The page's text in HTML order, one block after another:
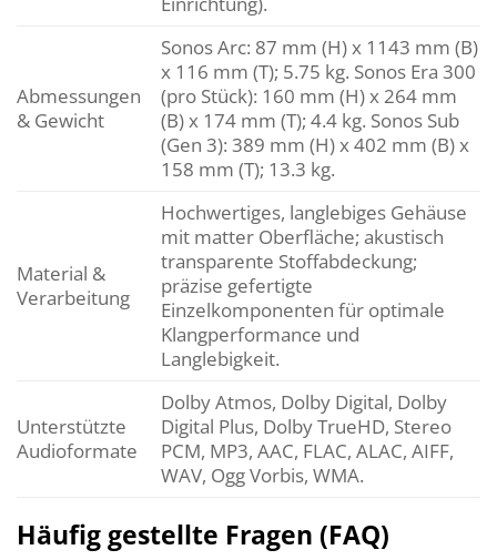
Abmessungen
& Gewicht
Sonos Arc: 87 mm (H) x 1143 mm (B)
x 116 mm (T); 5.75 kg. Sonos Era 300
(pro Stück): 160 mm (H) x 264 mm
(B) x 174 mm (T); 4.4 kg. Sonos Sub
(Gen 3): 389 mm (H) x 402 mm (B) x
158 mm (T); 13.3 kg.
Material &
Verarbeitung
Hochwertiges, langlebiges Gehäuse
mit matter Oberfläche; akustisch
transparente Stoffabdeckung;
präzise gefertigte
Einzelkomponenten für optimale
Klangperformance und
Langlebigkeit.
Unterstützte
Audioformate
Dolby Atmos, Dolby Digital, Dolby
Digital Plus, Dolby TrueHD, Stereo
PCM, MP3, AAC, FLAC, ALAC, AIFF,
WAV, Ogg Vorbis, WMA.
Häufig gestellte Fragen (FAQ)